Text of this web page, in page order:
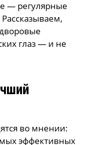
— регулярные
глаз — и не
во мнении:
эффективных